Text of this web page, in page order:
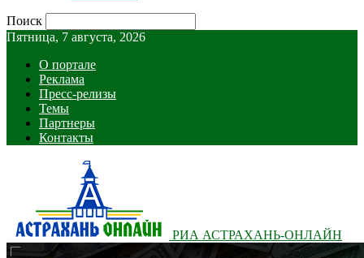
Поиск
Пятница, 7 августа, 2026
О портале
Реклама
Пресс-релизы
Темы
Партнеры
Контакты
РИА АСТРАХАНЬ-ОНЛАЙН